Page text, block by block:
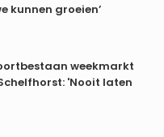
kunnen groeien’
weekmarkt
'Nooit laten